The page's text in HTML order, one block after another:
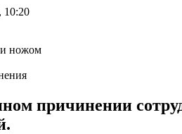
10:20
причинении